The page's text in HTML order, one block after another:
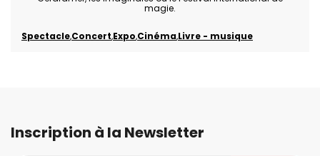
magie.
SpectacleConcert Expo CinémaLivre - musique
Inscription à la Newsletter